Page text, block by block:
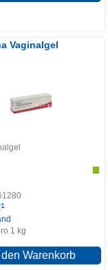
Vaginalgel
1 kg
den Warenkorb